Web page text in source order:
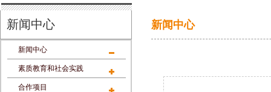
新闻中心
新闻中心
素质教育和社会实践
合作项目
新闻中心